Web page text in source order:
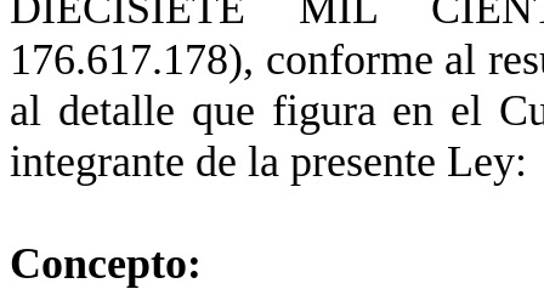
176.617.178), conforme al
al detalle que figura en el
integrante de la presente Ley:
Concepto: